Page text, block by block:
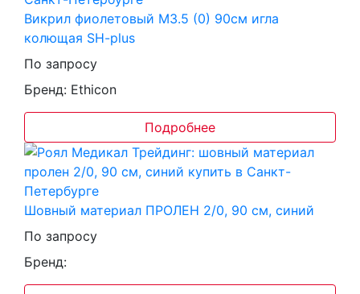
Викрил фиолетовый М3.5 (0) 90см игла
колющая SH-plus
По запросу
Бренд: Ethicon
Подробнее
Шовный материал ПРОЛЕН 2/0, 90 см, синий
По запросу
Бренд: